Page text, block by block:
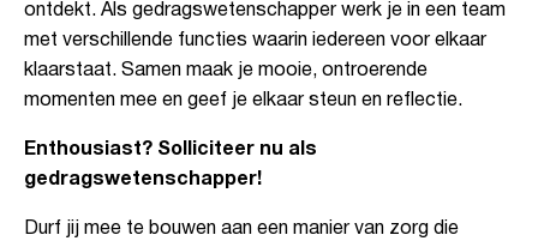
ontdekt. Als gedragswetenschapper werk je in een team
met verschillende functies waarin iedereen voor elkaar
klaarstaat. Samen maak je mooie, ontroerende
momenten mee en geef je elkaar steun en reflectie.
Enthousiast? Solliciteer nu als
gedragswetenschapper!
Durf jij mee te bouwen aan een manier van zorg die